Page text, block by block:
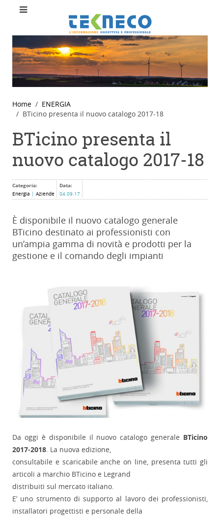
Home
ENERGIA
BTicino presenta il nuovo catalogo 2017-18
BTicino presenta il
nuovo catalogo 2017-18
Categoria:
Energia Aziende
Data:
04.09.17
È disponibile il nuovo catalogo generale
BTicino destinato ai professionisti con
un’ampia gamma di novità e prodotti per la
gestione e il comando degli impianti
Da oggi è disponibile il nuovo catalogo generale BTicino
2017-2018. La nuova edizione,
consultabile e scaricabile anche on line, presenta tutti gli
articoli a marchio BTicino e Legrand
distribuiti sul mercato italiano.
E’ uno strumento di supporto al lavoro dei professionisti,
installatori progettisti e personale della